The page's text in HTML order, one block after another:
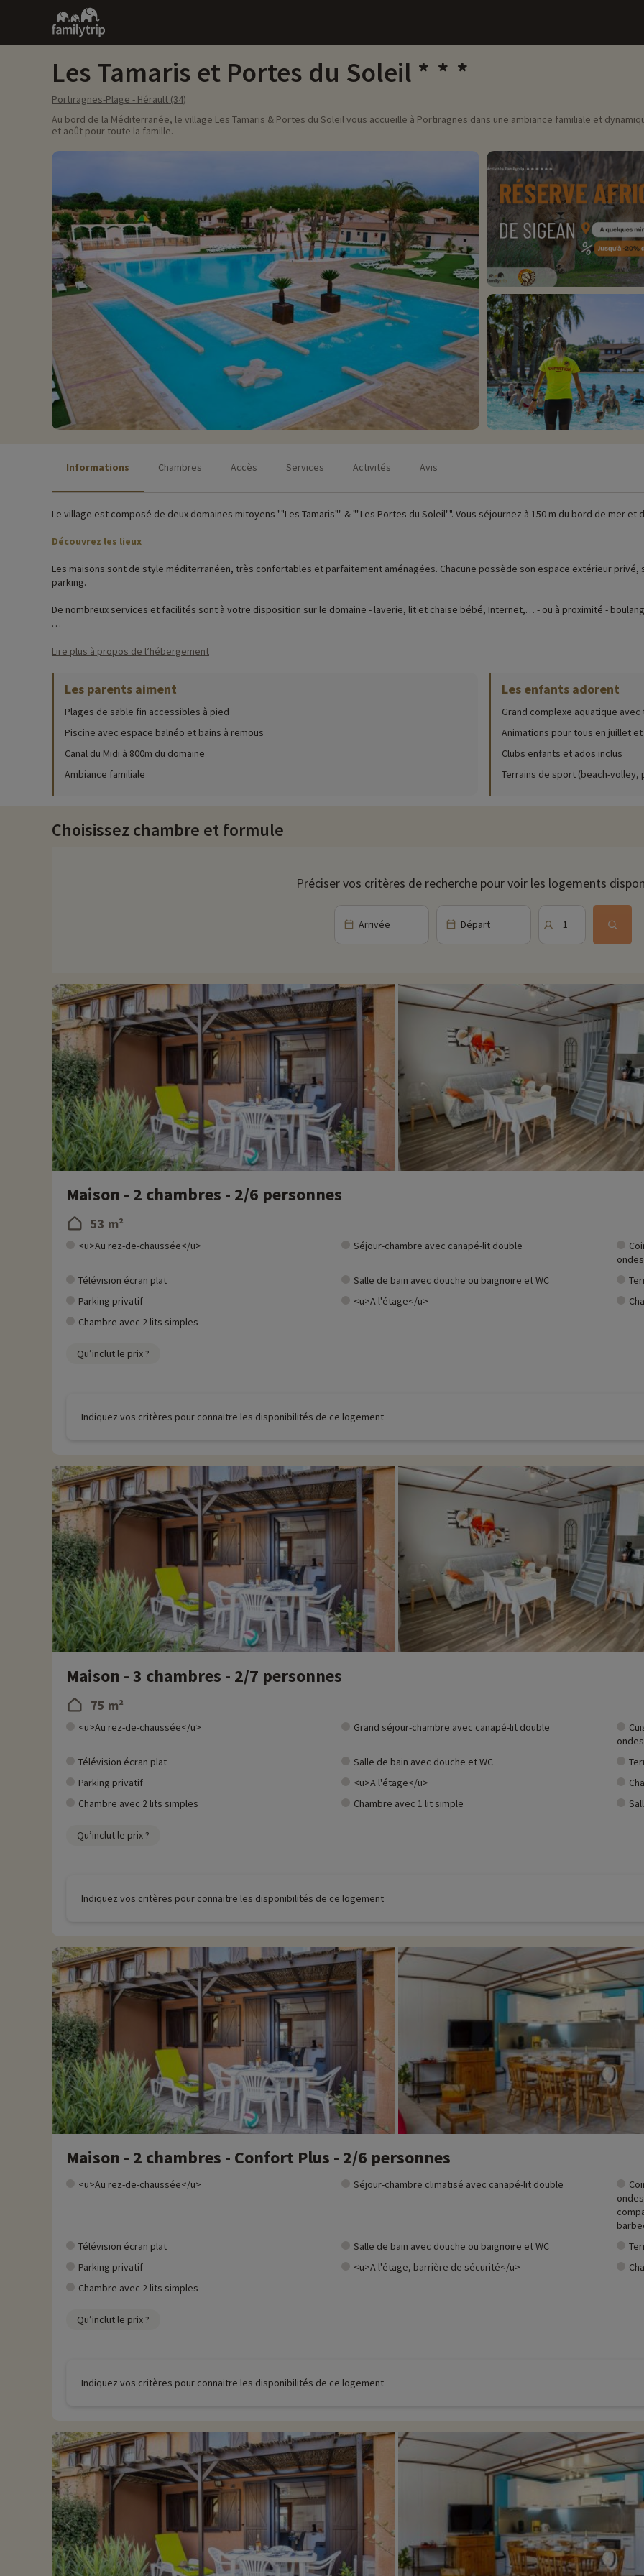
Family
trip
Les Tamaris et Portes du Soleil
Portiragnes-Plage - Hérault (34)
Au bord de la Méditerranée, le village Les Tamaris & Portes du Soleil vous accueille à Portiragnes dans une ambiance familiale et
et août pour toute la famille.
Informations Chambres Accès Services Activités Avis
Le village est composé de deux domaines mitoyens ""Les Tamaris"" & ""Les Portes du Soleil"". Vous séjournez à 150 m du bord de mer
Découvrez les lieux
Les maisons sont de style méditerranéen, très confortables et parfaitement aménagées. Chacune possède son espace extérieur
parking.
De nombreux services et facilités sont à votre disposition sur le domaine - laverie, lit et chaise bébé, Internet,… - ou à proximité -
Un complexe aquatique de plus de 700m avec deux magnifiques piscines est présent sur place : une avec un bassin chauffée et une
bars et snacks sont répartis autour pour siroter une boisson fraiche en prenant un bain de soleil. Vous avez également à disposition
billard ou de la pétanque .
Les animateurs s'occupent d'amuser toute la famille à travers différentes animations : le club enfant ""Tam Tam Club"" accueille vos
sportives et ludiques, des parcours accrobranche , du bricolage ou bien même de la danse ! La "" Kids Night "" ayant lieu tous les lundi
enfants s'amusent dans des châteaux gonflables, ventre glisse et pêche aux canards tout en se délectant d'une onctueuse barbe à
le charmant petit village en bordure de mer de Portiragnes - Plage et naviguer sur le canal du midi pour contempler les différents
Plusieurs villes ou il est intéressant de faire un tour pour une journée ou moins sont relativement proche : Béziers, considérée comme
Plus d'informations
• Animaux de compagnie acceptés, en supplément
Lire plus à propos de l’hébergement
Les parents aiment
Plages de sable fin accessibles à pied
Piscine avec espace balnéo et bains à remous
Canal du Midi à 800m du domaine
Ambiance familiale
Les enfants adorent
Grand complexe aquatique
Animations pour tous en juillet
Clubs enfants et ados inclus
Terrains de sport (beach-
Choisissez chambre et formule
Préciser vos critères de recherche pour voir les logements
Arrivée Départ 1
Maison - 2 chambres - 2/6 personnes
53 m²
<u>Au rez-de-chaussée</u> Séjour-chambre avec canapé-lit double
Télévision écran plat
Salle de bain avec douche ou baignoire et WC
Parking privatif
<u>A l'étage</u>
Chambre avec 2 lits simples
Qu’inclut le prix ?
Indiquez vos critères pour connaitre les disponibilités de ce logement
Maison - 3 chambres - 2/7 personnes
75 m²
<u>Au rez-de-chaussée</u> Grand séjour-chambre avec canapé-lit double
Télévision écran plat
Salle de bain avec douche et WC
Parking privatif
<u>A l'étage</u>
Chambre avec 2 lits simples
Chambre avec 1 lit simple
Qu’inclut le prix ?
Indiquez vos critères pour connaitre les disponibilités de ce logement
Maison - 2 chambres - Confort Plus - 2/6 personnes
<u>Au rez-de-chaussée</u> Séjour-chambre climatisé avec canapé-lit double
Télévision écran plat
Salle de bain avec douche ou baignoire et WC
Parking privatif
<u>A l'étage, barrière de sécurité</u>
Chambre avec 2 lits simples
Qu’inclut le prix ?
Indiquez vos critères pour connaitre les disponibilités de ce logement